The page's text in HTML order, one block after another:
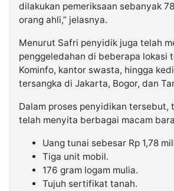
dilakukan pemeriksaan sebanyak
orang ahli,” jelasnya.
Menurut Safri penyidik juga telah
penggeledahan di beberapa lokasi
Kominfo, kantor swasta, hingga
tersangka di Jakarta, Bogor, dan
Dalam proses penyidikan tersebut,
telah menyita berbagai macam
Uang tunai sebesar Rp 1,78
Tiga unit mobil.
176 gram logam mulia.
Tujuh sertifikat tanah.